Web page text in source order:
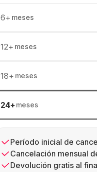
6+ meses
12+ meses
18+ meses
24+ meses
Período inicial de
Cancelación mensual
Devolución gratis al